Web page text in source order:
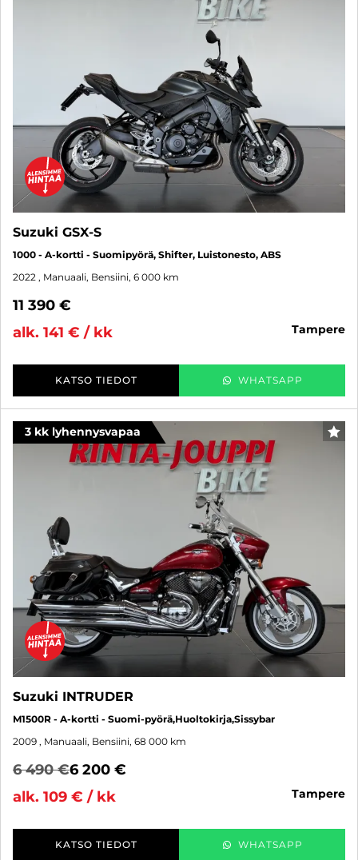
Suzuki GSX-S
1000 - A-kortti - Suomipyörä, Shifter, Luistonesto, ABS
2022 , Manuaali, Bensiini, 6 000 km
11 390 €
alk. 141 € / kk
tampere
KATSO TIEDOT WHATSAPP
3 kk lyhennysvapaa
Suzuki INTRUDER
M1500R - A-kortti - Suomi-pyörä,Huoltokirja,Sissybar
2009 , Manuaali, Bensiini, 68 000 km
6 490 €6 200 €
alk. 109 € / kk
tampere
KATSO TIEDOT WHATSAPP